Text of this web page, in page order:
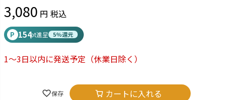
3,080 税込
P 154pt進呈 5%還元
1～3日以内に発送予定 （休業日除く）
カートに入れる